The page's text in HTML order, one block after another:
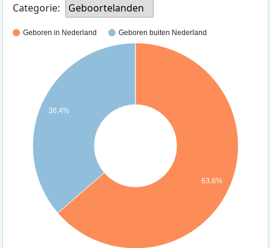
Categorie:
Geboortelanden
Geboren in Nederland Geboren buiten Nederland
36,4%
63,6%